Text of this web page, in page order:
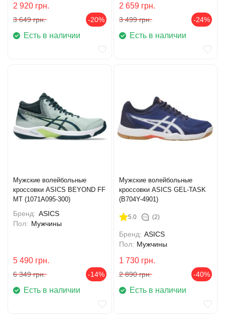
2 920 грн.
3 649 грн. -20%
Есть в наличии
2 659 грн.
3 499 грн. -24%
Есть в наличии
Мужские волейбольные
кроссовки ASICS BEYOND FF
MT (1071A095-300)
Бренд: ASICS
Пол: Мужчины
5 490 грн.
6 349 грн. -14%
Есть в наличии
Мужские волейбольные
кроссовки ASICS GEL-TASK
(B704Y-4901)
5.0 (2)
Бренд: ASICS
Пол: Мужчины
1 730 грн.
2 890 грн. -40%
Есть в наличии